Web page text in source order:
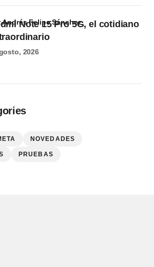
Note 15 Pro 5G, el cotidiano
Andrés Felipe Sánchez
2026
NOVEDADES
PRUEBAS